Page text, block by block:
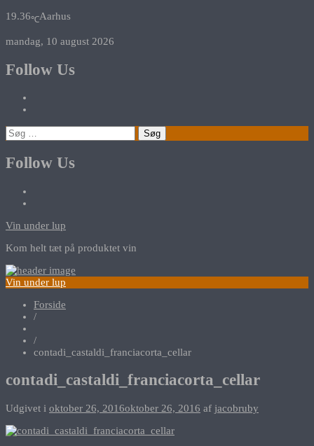
19.36℃Aarhus
mandag, 10 august 2026
Follow Us
Søg
efter:
Follow Us
Vin under lup
Kom helt tæt på produktet vin
Vin under lup
Forside
/
/
contadi_castaldi_franciacorta_cellar
contadi_castaldi_franciacorta_cellar
Udgivet i oktober 26, 2016oktober 26, 2016 af jacobruby